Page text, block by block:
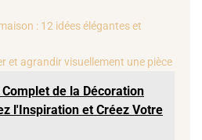
: 12 idées élégantes et
et agrandir visuellement une pièce
Complet de la Décoration
l'Inspiration et Créez Votre